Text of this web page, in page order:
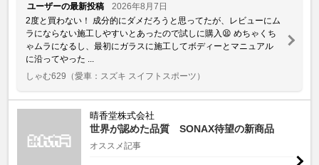
ユーザーの最新投稿
2026年8月7日
2度と買わない！ 成分的にダメだろうと思ってたが、レビューにム
ラにならない施工しやすいとあったので試しに購入😫 めちゃくち
ゃムラになるし、最初にガラスに施工してボディーとマニュアル
に沿ってやった ...
しゃむ629 （愛車：スズキ スイフトスポーツ）
晴香堂株式会社
世界が認めた品質 SONAX待望の新商品
オススメ記事